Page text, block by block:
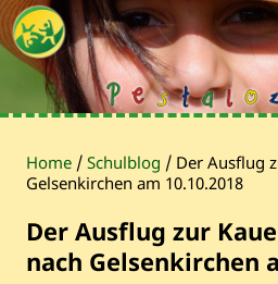
Home / Schulblog / Der Ausflug
Gelsenkirchen am 10.10.2018
Der Ausflug zur Kaue
nach Gelsenkirchen